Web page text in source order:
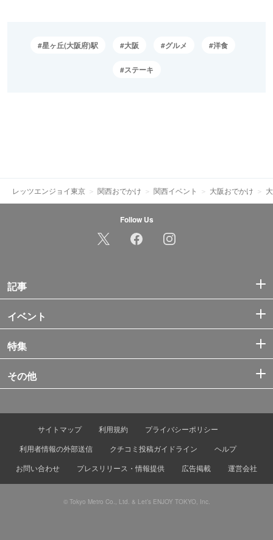
星ヶ丘(大阪府)駅 大阪 グルメ 洋食
ステーキ
レッツエンジョイ東京 関西おでかけ 関西イベント 大阪おでかけ
Follow Us
記事
イベント
特集
その他
サイトマップ 利用規約
プライバシーポリシー
利用者情報の外部送信
クチコミ投稿ガイドライン
ヘルプ
お問い合わせ
プレスリリース・情報提供 広告掲載 運営会社
© Tokyo Metro Co., Ltd. & Let’s ENJOY TOKYO, Inc.